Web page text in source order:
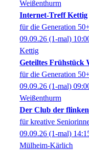
Weißenthurm
Internet-Treff Kettig
für die Generation
09.09.26 (1-mal)
Kettig
Geteiltes Frühstück
für die Generation
09.09.26 (1-mal)
Weißenthurm
Der Club der
für kreative
09.09.26 (1-mal)
Mülheim-Kärlich